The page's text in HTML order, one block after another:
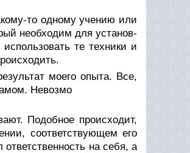
то одному учению или
необходим для установ­
те техники и
моего опыта. Все,
Невозмо
Подобное происходит,
соответ­ствующем его
на себя, а